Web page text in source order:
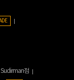
Sudirman점